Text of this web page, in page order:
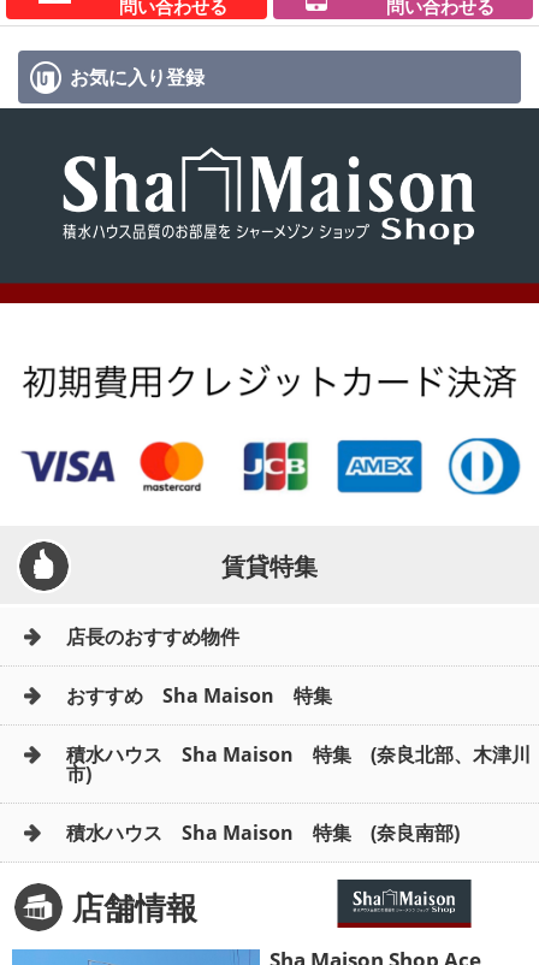
問い合わせる
問い合わせる
お気に入り登録
賃貸特集
店長のおすすめ物件
おすすめ Sha Maison 特集
積水ハウス Sha Maison 特集 (奈良北部、木津川
市)
積水ハウス Sha Maison 特集 (奈良南部)
店舗情報